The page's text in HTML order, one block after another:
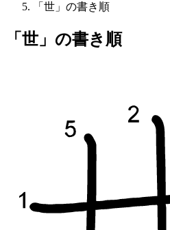
「世」の書き順
「世」の書き順